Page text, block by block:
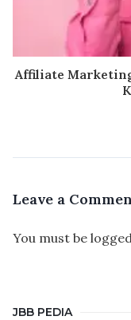
Affiliate
Leave a
You must be
JBB PEDIA